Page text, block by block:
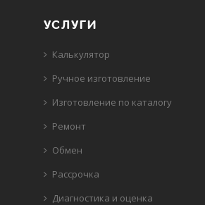
УСЛУГИ
Калькулятор
Ручное изготовление
Изготовление по каталогу
Ремонт
Обмен
Рассрочка
Диагностика и оценка